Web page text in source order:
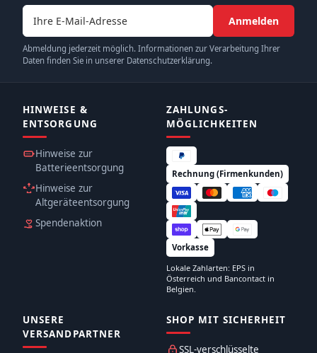
E-Mail-Adresse
Anmelden
Abmeldung jederzeit möglich. Informationen zur Verarbeitung Ihrer
Daten finden Sie in unserer Datenschutzerklärung.
HINWEISE &
ENTSORGUNG
Hinweise zur
Batterieentsorgung
Hinweise zur
Altgeräteentsorgung
Spendenaktion
ZAHLUNGS­
MÖGLICHKEITEN
Rechnung (Firmenkunden)
Vorkasse
Lokale Zahlarten: EPS in
Österreich und Bancontact in
Belgien.
UNSERE
VERSANDPARTNER
SHOP MIT SICHERHEIT
SSL-verschlüsselte